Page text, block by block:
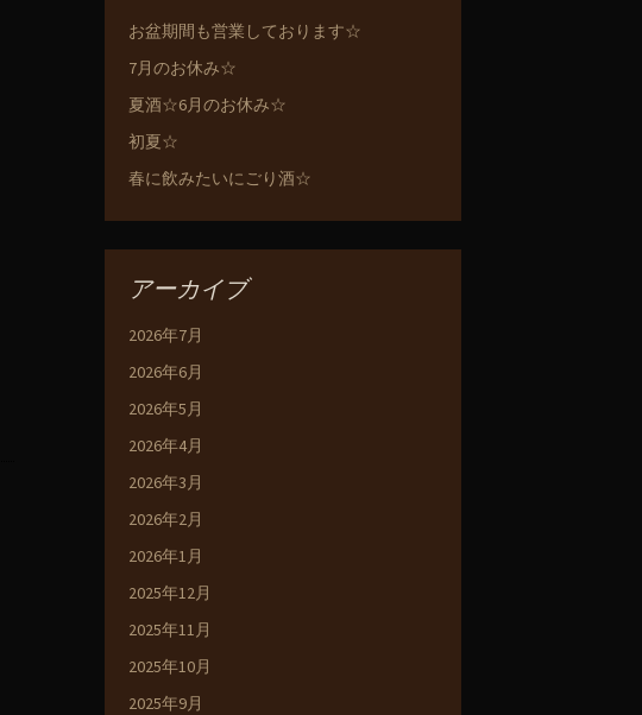
お盆期間も営業しております☆
7月のお休み☆
夏酒☆6月のお休み☆
初夏☆
春に飲みたいにごり酒☆
アーカイブ
2026年7月
2026年6月
2026年5月
2026年4月
2026年3月
2026年2月
2026年1月
2025年12月
2025年11月
2025年10月
2025年9月